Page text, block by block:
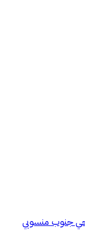
جنوب منسوبي